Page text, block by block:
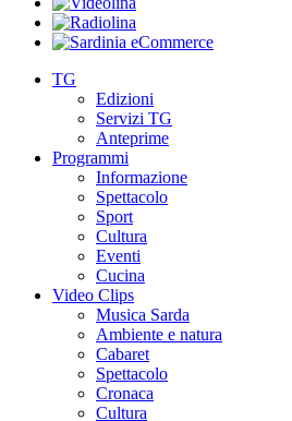
TG
Edizioni
Servizi TG
Anteprime
Programmi
Informazione
Spettacolo
Sport
Cultura
Eventi
Cucina
Video Clips
Musica Sarda
Ambiente e natura
Cabaret
Spettacolo
Cronaca
Cultura